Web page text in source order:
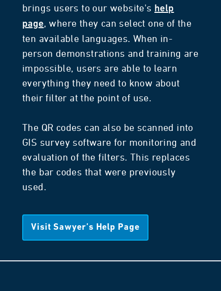
brings users to our website's help
page, where they can select one of the
ten available languages. When in-
person demonstrations and training are
impossible, users are able to learn
everything they need to know about
their filter at the point of use.
The QR codes can also be scanned into
GIS survey software for monitoring and
evaluation of the filters. This replaces
the bar codes that were previously
used.
Visit Sawyer’s Help Page